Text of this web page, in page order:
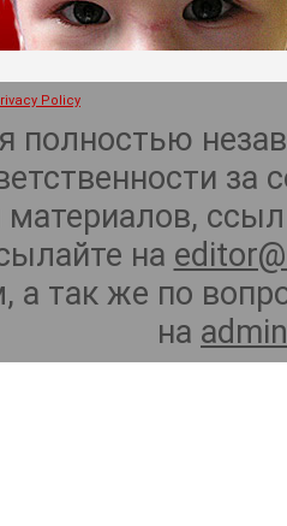
Policy
полностью
на
а так же по
на